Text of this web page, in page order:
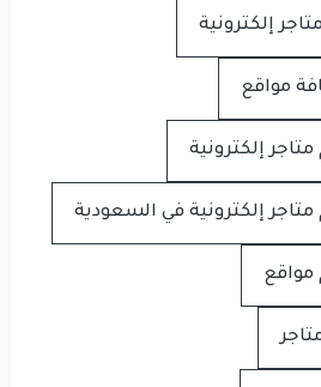
إلكترونية
مواقع
إلكترونية
إلكترونية في السعودية